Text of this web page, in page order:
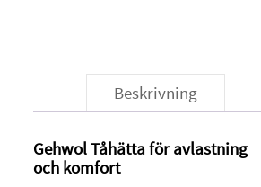
Beskrivning
Gehwol Tåhätta för avlastning
och komfort